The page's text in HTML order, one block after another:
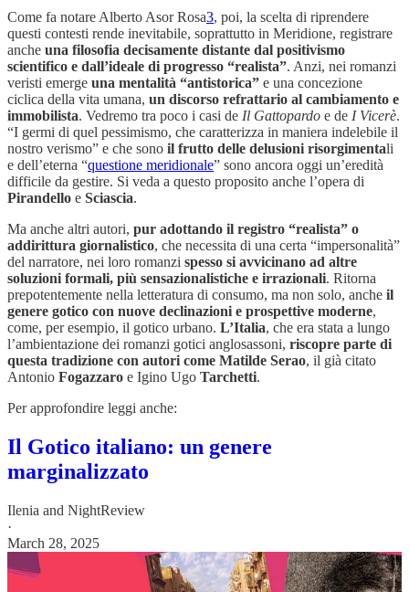
Come fa notare Alberto Asor Rosa3, poi, la scelta di riprendere
questi contesti rende inevitabile, soprattutto in Meridione, registrare
anche una filosofia decisamente distante dal positivismo
scientifico e dall’ideale di progresso “realista”. Anzi, nei romanzi
veristi emerge una mentalità “antistorica” e una concezione
ciclica della vita umana, un discorso refrattario al cambiamento e
immobilista. Vedremo tra poco i casi de Il Gattopardo e de I Vicerè.
“I germi di quel pessimismo, che caratterizza in maniera indelebile il
nostro verismo” e che sono il frutto delle delusioni risorgimentali
e dell’eterna “questione meridionale” sono ancora oggi un’eredità
difficile da gestire. Si veda a questo proposito anche l’opera di
Pirandello e Sciascia.
Ma anche altri autori, pur adottando il registro “realista” o
addirittura giornalistico, che necessita di una certa “impersonalità”
del narratore, nei loro romanzi spesso si avvicinano ad altre
soluzioni formali, più sensazionalistiche e irrazionali. Ritorna
prepotentemente nella letteratura di consumo, ma non solo, anche il
genere gotico con nuove declinazioni e prospettive moderne,
come, per esempio, il gotico urbano. L’Italia, che era stata a lungo
l’ambientazione dei romanzi gotici anglosassoni, riscopre parte di
questa tradizione con autori come Matilde Serao, il già citato
Antonio Fogazzaro e Igino Ugo Tarchetti.
Per approfondire leggi anche:
Il Gotico italiano: un genere
marginalizzato
Ilenia and NightReview
·
March 28, 2025